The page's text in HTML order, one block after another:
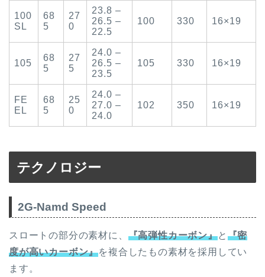
100
SL
68
5
27
0
23.8 –
26.5 –
22.5
100 330 16×19
105
68
5
27
5
24.0 –
26.5 –
23.5
105 330 16×19
FE
EL
68
5
25
0
24.0 –
27.0 –
24.0
102 350 16×19
テクノロジー
2G-Namd Speed
スロートの部分の素材に、 『高弾性カーボン』と 『密
度が高いカーボン』を複合したもの素材を採用してい
ます。